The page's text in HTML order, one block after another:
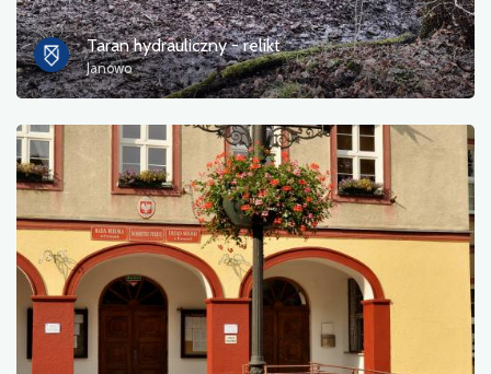
Taran hydrauliczny - relikt
Janowo